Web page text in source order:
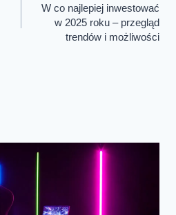
W co najlepiej inwestować
w 2025 roku – przegląd
trendów i możliwości